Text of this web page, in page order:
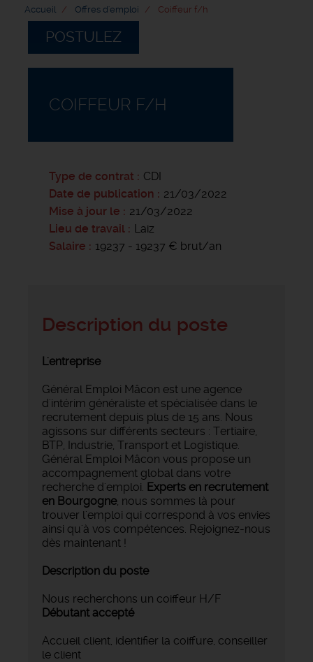
Accueil Offres d'emploi Coiffeur f/h
POSTULEZ
COIFFEUR F/H
Type de contrat
CDI
Date de publication
21/03/2022
Mise à jour le
21/03/2022
Lieu de travail
Laiz
Salaire
19237 - 19237 € brut/an
Description du poste
L'entreprise
Général Emploi Mâcon est une agence
d'intérim généraliste et spécialisée dans le
recrutement depuis plus de 15 ans. Nous
agissons sur différents secteurs : Tertiaire,
BTP, Industrie, Transport et Logistique.
Général Emploi Mâcon vous propose un
accompagnement global dans votre
recherche d'emploi. Experts en recrutement
en Bourgogne, nous sommes là pour
trouver l'emploi qui correspond à vos envies
ainsi qu'à vos compétences. Rejoignez-nous
dès maintenant !
Description du poste
Nous recherchons un coiffeur H/F
Débutant accepté
‍Accueil client, identifier la coiffure, conseiller
le client